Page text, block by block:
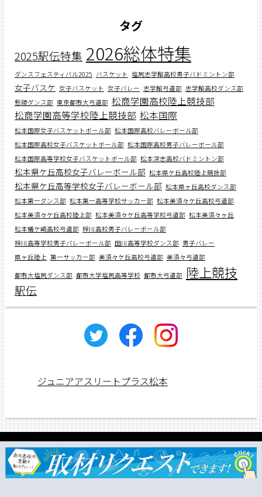
タグ
2025駅伝特集 2026総体特集
ダンスフェスティバル2025 バスケット 塩尻志学館高校男子バドミントン部
女子バスケ 女子バスケット 女子バレー 志学館弓道部 志学館高校ダンス部
懸陵ダンス部 東京都市大弓道部 松商学園高校陸上競技部
松商学園高等学校陸上競技部 松本国際
松本国際女子バスケットボール部 松本国際高校バレーボール部
松本国際高校女子バスケットボール部 松本国際高校男子バレーボール部
松本国際高等学校女子バスケットボール部 松本深志高校バドミントン部
松本県ケ丘高校女子バレーボール部 松本県ケ丘高校陸上競技部
松本県ケ丘高等学校女子バレーボール部 松本県ヶ丘高校ダンス部
松本第一ダンス部 松本第一高等学校サッカー部 松本美須々ケ丘高校弓道部
松本美須々ケ丘高校陸上部 松本美須々ケ丘高等学校弓道部 松本美須々ヶ丘
松本蟻ケ崎高校弓道部 梓川高校男子バレーボール部
梓川高等学校男子バレーボール部 田川高等学校ダンス部 男子バレー
県ヶ丘陸上 第一サッカー部 美須々ケ丘高校弓道部 美須々弓道部
都市大塩尻ダンス部 都市大学塩尻高等学校 都市大弓道部 陸上競技
駅伝
ジュニアアスリートプラス松本